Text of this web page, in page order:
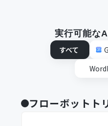
実行可能な
すべて
フローボットト